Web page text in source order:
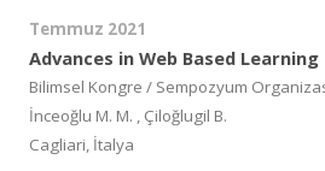
Temmuz 2021
Advances in Web Based Learning
Bilimsel Kongre / Sempozyum
İnceoğlu M. M. , Çiloğlugil B.
Cagliari, İtalya